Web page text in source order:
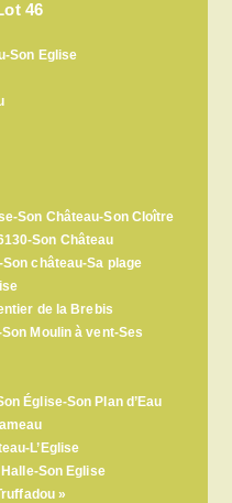
46
Son Eglise
Son Château-Son Cloître
Son Château
château-Sa plage
de la Brebis
Moulin à vent-Ses
Église-Son Plan d’Eau
L’Eglise
Son Eglise
»